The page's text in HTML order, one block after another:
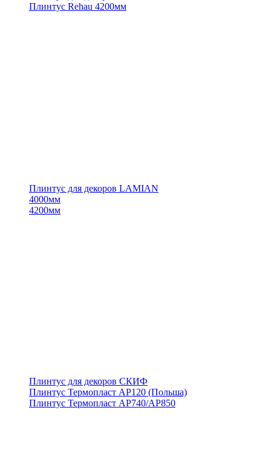
Плинтус Rehau 4200мм
Плинтус для декоров LAMIAN
4000мм
4200мм
Плинтус для декоров СКИФ
Плинтус Термопласт АР120 (Польша)
Плинтус Термопласт АР740/АР850